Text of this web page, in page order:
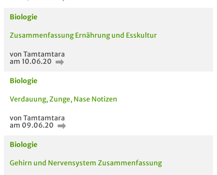
AUCH IM MODUL
Biologie
Zusammenfassung Ernährung und Esskultur
von Tamtamtara
am 10.06.20
Biologie
Verdauung, Zunge, Nase Notizen
von Tamtamtara
am 09.06.20
Biologie
Gehirn und Nervensystem Zusammenfassung